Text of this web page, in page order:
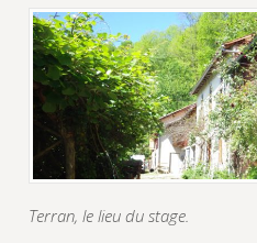
Terran, le lieu du stage.